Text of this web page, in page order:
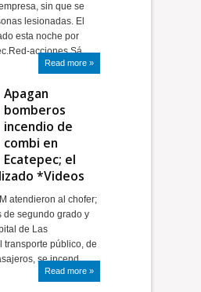
sin que se
lesionadas. El
esta noche por
acciones Sá…
Read more »
Apagan
bomberos
incendio de
combi en
Ecatepec; el
*Videos
atendieron al chofer;
de segundo grado y
de Las
transporte público, de
se incend…
Read more »